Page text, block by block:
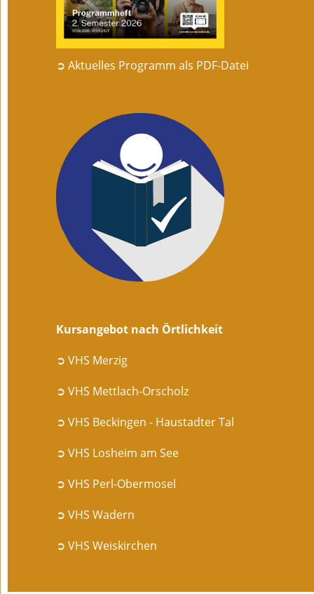
➲ Aktuelles Programm als PDF-Datei
Kursangebot nach Örtlichkeit
➲ VHS Merzig
➲ VHS Mettlach-Orscholz
➲ VHS Beckingen - Haustadter Tal
➲ VHS Losheim am See
➲ VHS Perl-Obermosel
➲ VHS Wadern
➲ VHS Weiskirchen